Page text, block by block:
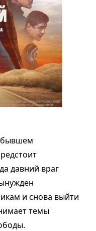
бывшем
давний враг
и снова выйти
темы